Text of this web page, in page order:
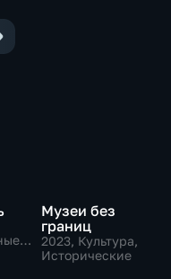
Музеи без
границ
2023, Культура,
Исторические